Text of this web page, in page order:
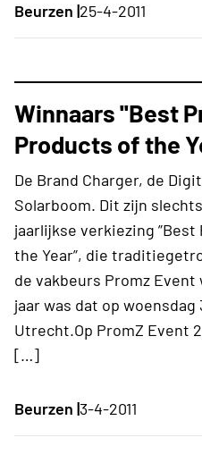
Beurzen |25-4-2011
Winnaars ''Best
Products of the
De Brand Charger, de
Solarboom. Dit zijn
jaarlijkse verkiezing
the Year”, die
de vakbeurs Promz
jaar was dat op
Utrecht.Op PromZ Event
[…]
Beurzen |3-4-2011